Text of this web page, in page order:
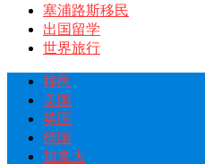
塞浦路斯移民
出国留学
世界旅行
移民
美国
英国
德国
加拿大